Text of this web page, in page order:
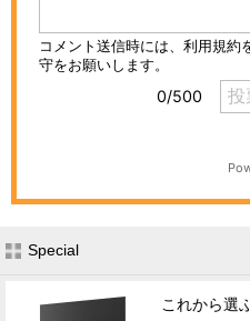
Special
これから選